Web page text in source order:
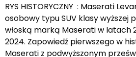
RYS HISTORYCZNY : Maserati
osobowy typu SUV klasy wyższej
włoską marką Maserati w latach
2024. Zapowiedź pierwszego w
Maserati z podwyższonym